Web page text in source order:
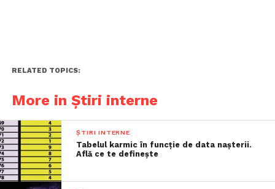
RELATED TOPICS:
More in Știri interne
ȘTIRI INTERNE
Tabelul karmic în funcție de data nașterii.
Află ce te definește